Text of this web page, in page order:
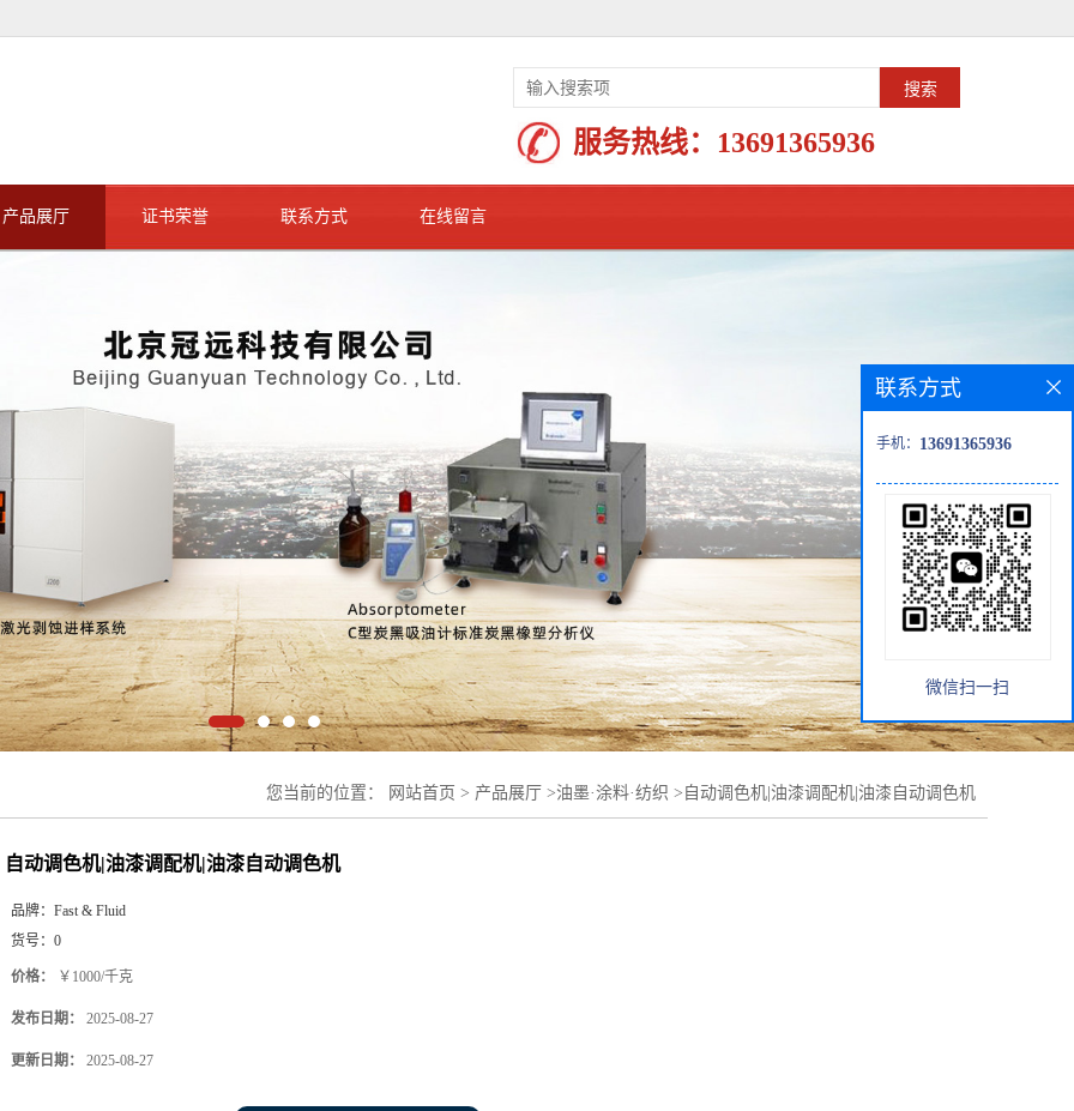
服务热线： 13691365936
产品展厅 证书荣誉 联系方式 在线留言
您当前的位置： 网站首页 > 产品展厅 >油墨·涂料·纺织 > 自动调色机|油漆调配机|油漆自动调色机
自动调色机|油漆调配机|油漆自动调色机
品牌： Fast & Fluid
货号： 0
价格： ￥1000/千克
发布日期： 2025-08-27
更新日期： 2025-08-27
联系方式
手机： 13691365936
微信扫一扫